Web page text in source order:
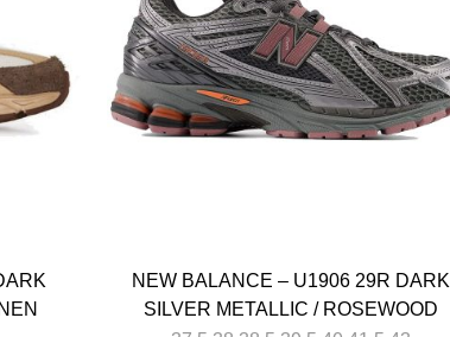
NEW BALANCE – U1906 29R DARK
SILVER METALLIC / ROSEWOOD